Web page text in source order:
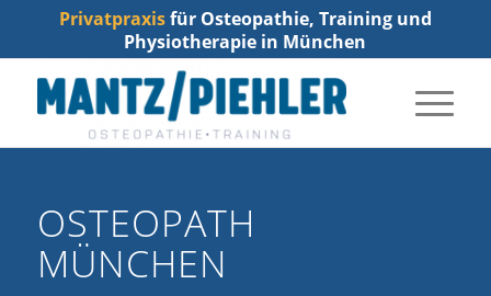
Privatpraxisfür Osteopathie, Training und
Physiotherapie in München
OSTEOPATH
MÜNCHEN